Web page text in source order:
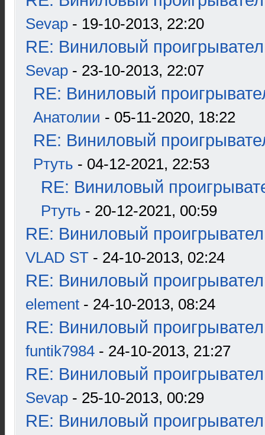
Sevap - 19-10-2013, 22:20
RE: Виниловый
Sevap - 23-10-2013, 22:07
RE: Виниловый
Анатолии - 05-11-2020, 18:22
RE: Виниловый
Ртуть - 04-12-2021, 22:53
RE: Виниловый
Ртуть - 20-12-2021, 00:59
RE: Виниловый
VLAD ST - 24-10-2013, 02:24
RE: Виниловый
element - 24-10-2013, 08:24
RE: Виниловый
funtik7984 - 24-10-2013, 21:27
RE: Виниловый
Sevap - 25-10-2013, 00:29
RE: Виниловый